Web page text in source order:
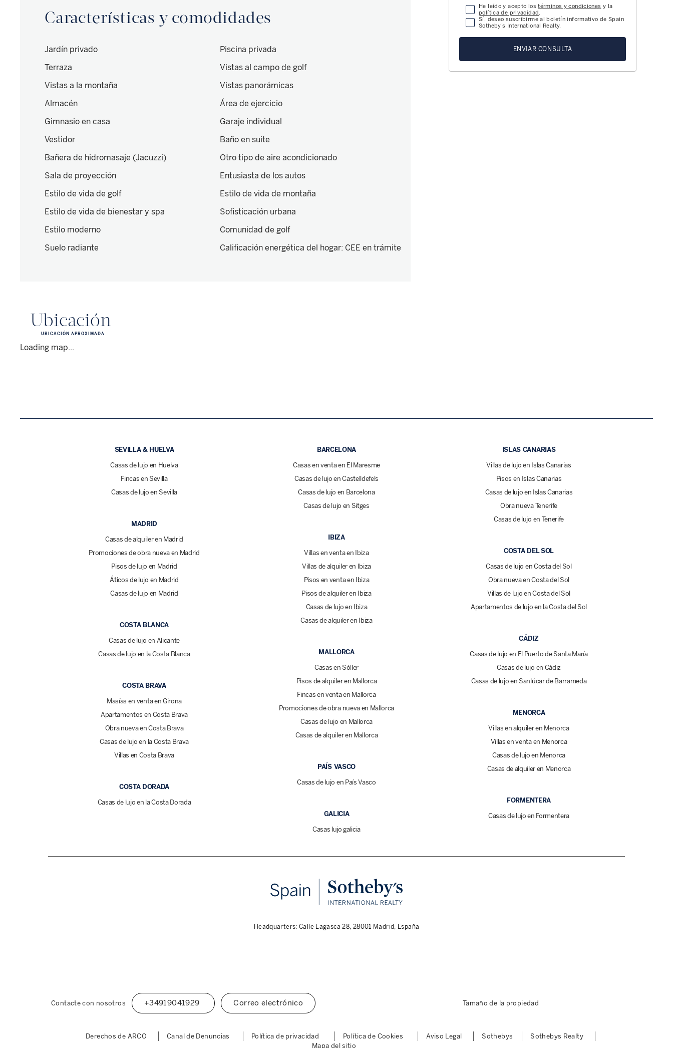
Características y comodidades
Jardín privado
Piscina privada
Terraza
Vistas al campo de golf
Vistas a la montaña
Vistas panorámicas
Almacén
Área de ejercicio
Gimnasio en casa
Garaje individual
Vestidor
Baño en suite
Bañera de hidromasaje (Jacuzzi)
Otro tipo de aire acondicionado
Sala de proyección
Entusiasta de los autos
Estilo de vida de golf
Estilo de vida de montaña
Estilo de vida de bienestar y spa
Sofisticación urbana
Estilo moderno
Comunidad de golf
Suelo radiante
Calificación energética del hogar: CEE en trámite
Ubicación
Loading map...
UBICACIÓN APROXIMADA
He leído y acepto lostérminos y condiciones y la
política de privacidad .
Sí, deseo suscribirme al boletín informativo de Spain
Sotheby’s International Realty.
ENVIAR CONSULTA
SEVILLA & HUELVA
Casas de lujo en Huelva
Fincas en Sevilla
Casas de lujo en Sevilla
MADRID
Casas de alquiler en Madrid
Promociones de obra nueva en Madrid
Pisos de lujo en Madrid
Áticos de lujo en Madrid
Casas de lujo en Madrid
COSTA BLANCA
Casas de lujo en Alicante
Casas de lujo en la Costa Blanca
COSTA BRAVA
Masías en venta en Girona
Apartamentos en Costa Brava
Obra nueva en Costa Brava
Casas de lujo en la Costa Brava
Villas en Costa Brava
COSTA DORADA
Casas de lujo en la Costa Dorada
BARCELONA
Casas en venta en El Maresme
Casas de lujo en Castelldefels
Casas de lujo en Barcelona
Casas de lujo en Sitges
IBIZA
Villas en venta en Ibiza
Villas de alquiler en Ibiza
Pisos en venta en Ibiza
Pisos de alquiler en Ibiza
Casas de lujo en Ibiza
Casas de alquiler en Ibiza
MALLORCA
Casas en Sóller
Pisos de alquiler en Mallorca
Fincas en venta en Mallorca
Promociones de obra nueva en Mallorca
Casas de lujo en Mallorca
Casas de alquiler en Mallorca
PAÍS VASCO
Casas de lujo en País Vasco
GALICIA
Casas lujo galicia
ISLAS CANARIAS
Villas de lujo en Islas Canarias
Pisos en Islas Canarias
Casas de lujo en Islas Canarias
Obra nueva Tenerife
Casas de lujo en Tenerife
COSTA DEL SOL
Casas de lujo en Costa del Sol
Obra nueva en Costa del Sol
Villas de lujo en Costa del Sol
Apartamentos de lujo en la Costa del Sol
CÁDIZ
Casas de lujo en El Puerto de Santa María
Casas de lujo en Cádiz
Casas de lujo en Sanlúcar de Barrameda
MENORCA
Villas en alquiler en Menorca
Villas en venta en Menorca
Casas de lujo en Menorca
Casas de alquiler en Menorca
FORMENTERA
Casas de lujo en Formentera
Headquarters: Calle Lagasca 28, 28001 Madrid, España
Contacte con nosotros +34919041929 Correo electrónico Tamaño de la propiedad
Derechos de ARCO Canal de Denuncias Política de privacidad Política de Cookies Aviso Legal Sothebys
Sothebys Realty
Mapa del sitio